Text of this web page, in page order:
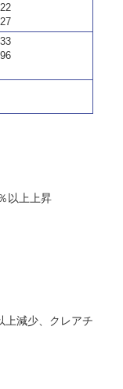
以上上昇
上減少、クレアチ